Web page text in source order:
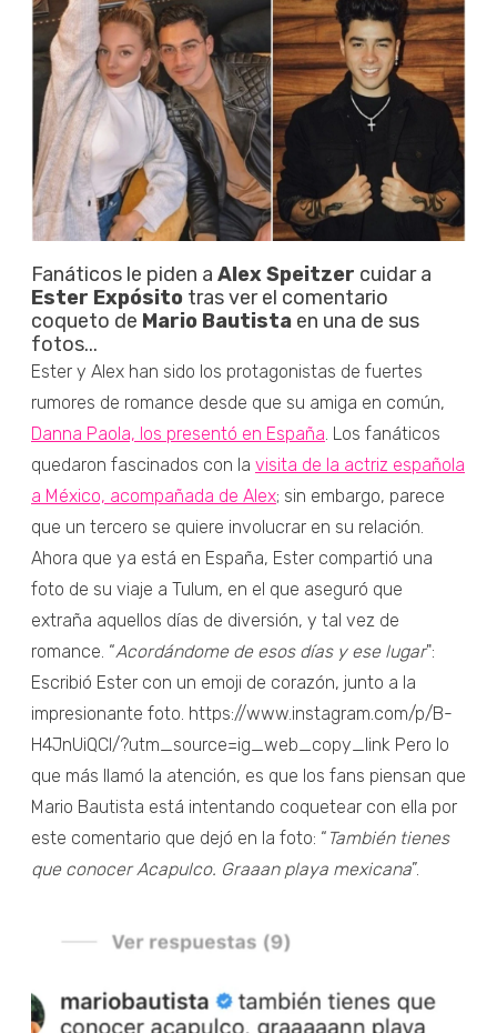
Fanáticos le piden a Alex Speitzer cuidar a
Ester Expósito tras ver el comentario
coqueto de Mario Bautista en una de sus
fotos...
Ester y Alex han sido los protagonistas de fuertes
rumores de romance desde que su amiga en común,
Danna Paola, los presentó en España . Los fanáticos
quedaron fascinados con la visita de la actriz española
a México, acompañada de Alex; sin embargo, parece
que un tercero se quiere involucrar en su relación.
Ahora que ya está en España, Ester compartió una
foto de su viaje a Tulum, en el que aseguró que
extraña aquellos días de diversión, y tal vez de
romance. “Acordándome de esos días y ese lugar":
Escribió Ester con un emoji de corazón, junto a la
impresionante foto. https://www.instagram.com/p/B-
H4JnUiQCl/?utm_source=ig_web_copy_link Pero lo
que más llamó la atención, es que los fans piensan que
Mario Bautista está intentando coquetear con ella por
este comentario que dejó en la foto: “ También tienes
que conocer Acapulco. Graaan playa mexicana”.